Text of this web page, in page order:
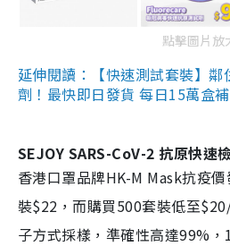
點擊圖片放
延伸閱讀：【快速測試套裝】
劑！最快即日發貨 每日15萬盒
SEJOY SARS-CoV-2 抗原快速
香港口罩品牌HK-M Mask抗疫
裝$22，而購買500套裝低至
子方式採樣，準確性高達99%